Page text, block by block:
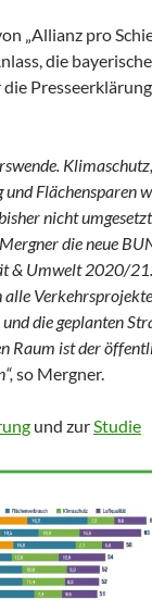
„Allianz pro
die
Flächensparen
nicht
die neue
& Umwelt 2020/
alle
die geplanten
Raum ist der
so Mergner.
und zurStudie